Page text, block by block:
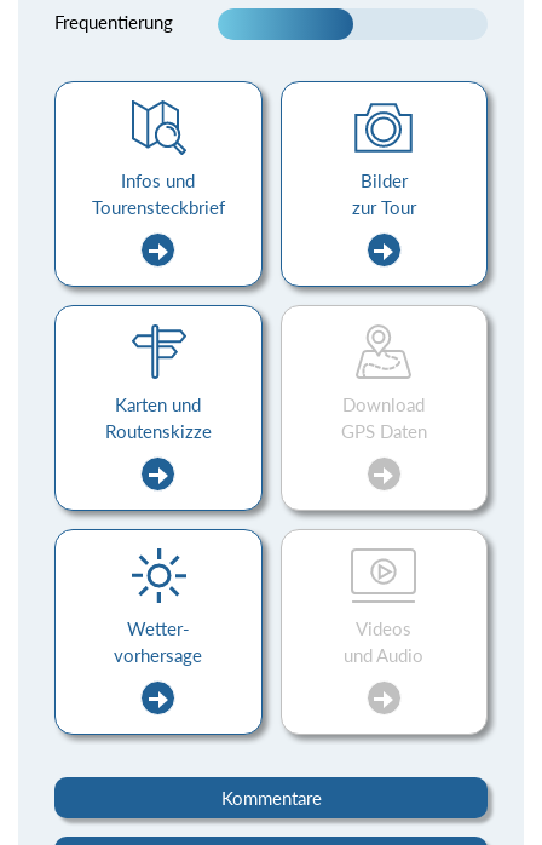
Frequentierung
Infos und
Tourensteckbrief
Bilder
zur Tour
Karten und
Routenskizze
Download
GPS Daten
Wetter-
vorhersage
Videos
und Audio
Kommentare